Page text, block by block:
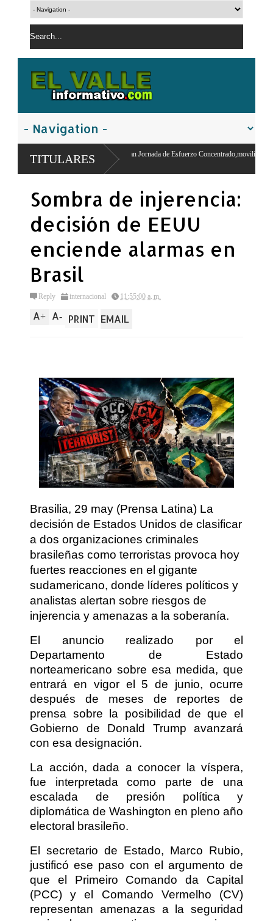
TITULARES
en San Juan Jornada de Esfuerzo Concentrado,moviliza dirigentes y
Sombra de injerencia:
decisión de EEUU
enciende alarmas en
Brasil
Reply internacional 11:55:00 a. m.
A+ A- PRINT EMAIL
Brasilia, 29 may (Prensa Latina) La
decisión de Estados Unidos de clasificar
a dos organizaciones criminales
brasileñas como terroristas provoca hoy
fuertes reacciones en el gigante
sudamericano, donde líderes políticos y
analistas alertan sobre riesgos de
injerencia y amenazas a la soberanía.
El anuncio realizado por el
Departamento de Estado
norteamericano sobre esa medida, que
entrará en vigor el 5 de junio, ocurre
después de meses de reportes de
prensa sobre la posibilidad de que el
Gobierno de Donald Trump avanzará
con esa designación.
La acción, dada a conocer la víspera,
fue interpretada como parte de una
escalada de presión política y
diplomática de Washington en pleno año
electoral brasileño.
El secretario de Estado, Marco Rubio,
justificó ese paso con el argumento de
que el Primeiro Comando da Capital
(PCC) y el Comando Vermelho (CV)
representan amenazas a la seguridad